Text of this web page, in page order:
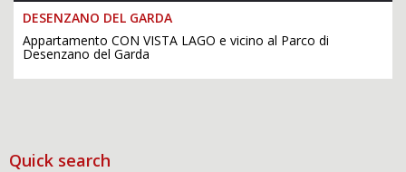
DESENZANO DEL GARDA
Appartamento CON VISTA LAGO e vicino al Parco di
Desenzano del Garda
Quick search